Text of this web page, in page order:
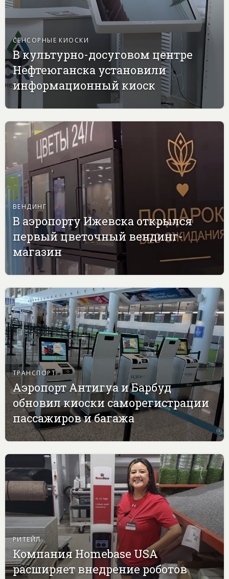
СЕНСОРНЫЕ КИОСКИ
В культурно-досуговом центре
Нефтеюганска установили
информационный киоск
ВЕНДИНГ
В аэропорту Ижевска открылся
первый цветочный вендинг-
магазин
ТРАНСПОРТ
Аэропорт Антигуа и Барбуд
обновил киоски саморегистрации
пассажиров и багажа
РИТЕЙЛ
Компания Homebase USA
расширяет внедрение роботов